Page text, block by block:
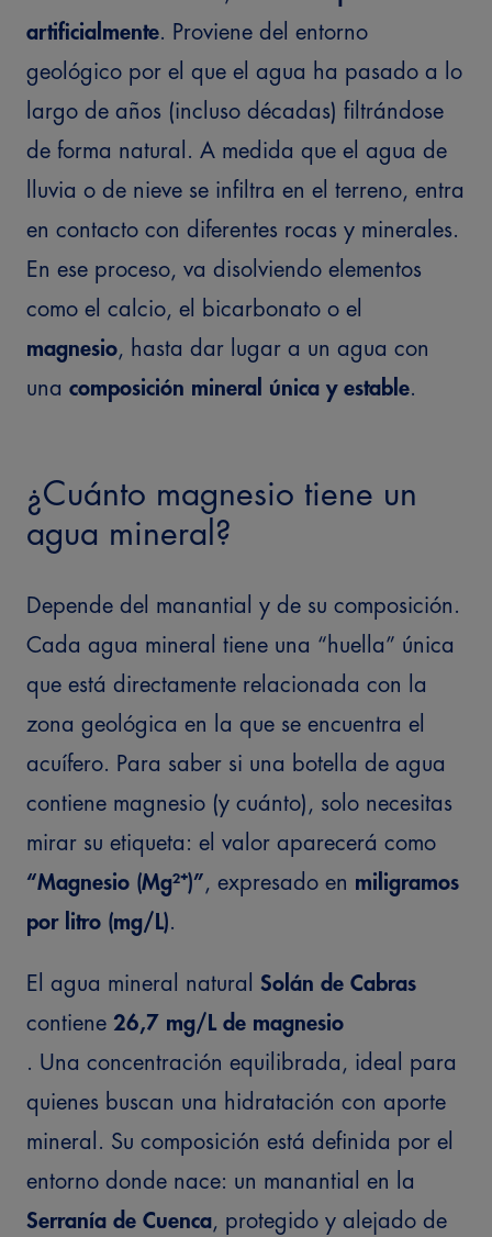
artificialmente. Proviene del entorno
geológico por el que el agua ha pasado a lo
largo de años (incluso décadas) filtrándose
de forma natural. A medida que el agua de
lluvia o de nieve se infiltra en el terreno, entra
en contacto con diferentes rocas y minerales.
En ese proceso, va disolviendo elementos
como el calcio, el bicarbonato o el
magnesio, hasta dar lugar a un agua con
una composición mineral única y estable.
¿Cuánto magnesio tiene un
agua mineral?
Depende del manantial y de su composición.
Cada agua mineral tiene una “huella” única
que está directamente relacionada con la
zona geológica en la que se encuentra el
acuífero. Para saber si una botella de agua
contiene magnesio (y cuánto), solo necesitas
mirar su etiqueta: el valor aparecerá como
“Magnesio (Mg²⁺)”, expresado en miligramos
por litro (mg/L).
El agua mineral natural Solán de Cabras
contiene 26,7 mg/L de magnesio
. Una concentración equilibrada, ideal para
quienes buscan una hidratación con aporte
mineral. Su composición está definida por el
entorno donde nace: un manantial en la
Serranía de Cuenca, protegido y alejado de